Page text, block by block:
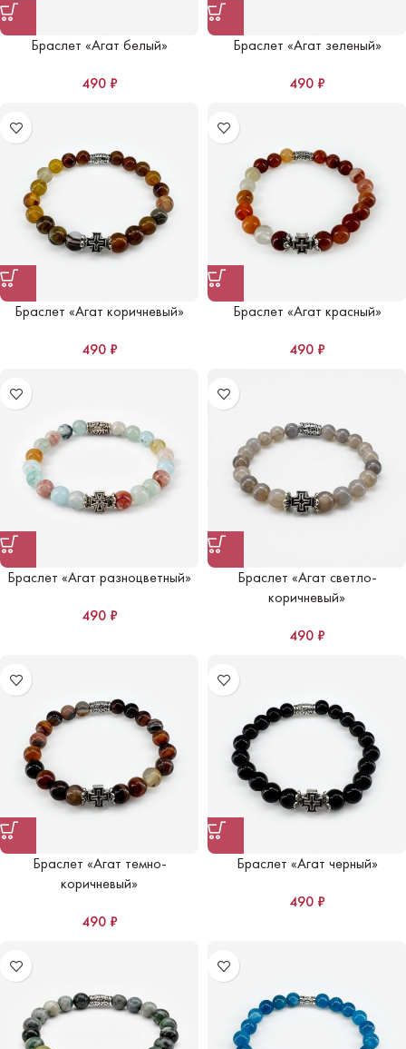
Браслет «Агат белый»
490 ₽
Браслет «Агат зеленый»
490 ₽
Браслет «Агат коричневый»
490 ₽
Браслет «Агат красный»
490 ₽
Браслет «Агат разноцветный»
490 ₽
Браслет «Агат светло-
коричневый»
490 ₽
Браслет «Агат темно-
коричневый»
490 ₽
Браслет «Агат черный»
490 ₽